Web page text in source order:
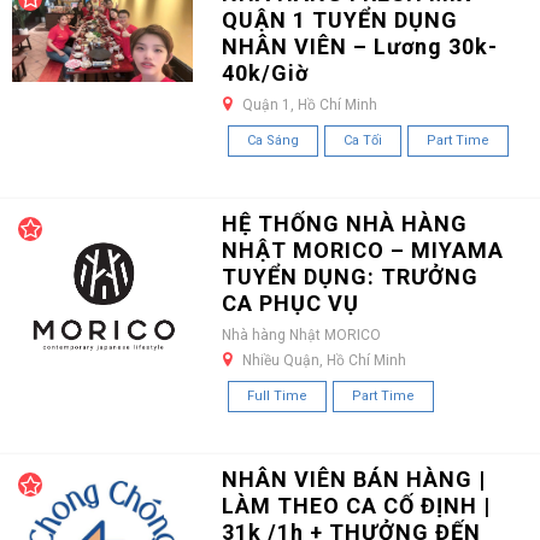
QUẬN 1 TUYỂN DỤNG
NHÂN VIÊN – Lương 30k-
40k/Giờ
Quận 1, Hồ Chí Minh
Ca Sáng Ca Tối Part Time
HỆ THỐNG NHÀ HÀNG
NHẬT MORICO – MIYAMA
TUYỂN DỤNG: TRƯỞNG
CA PHỤC VỤ
Nhà hàng Nhật MORICO
Nhiều Quận, Hồ Chí Minh
Full Time Part Time
NHÂN VIÊN BÁN HÀNG |
LÀM THEO CA CỐ ĐỊNH |
31k /1h + THƯỞNG ĐẾN